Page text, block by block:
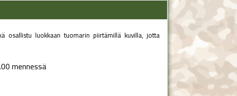
osallistu luokkaan tuomarin piirtämillä kuvilla, jotta
mennessä